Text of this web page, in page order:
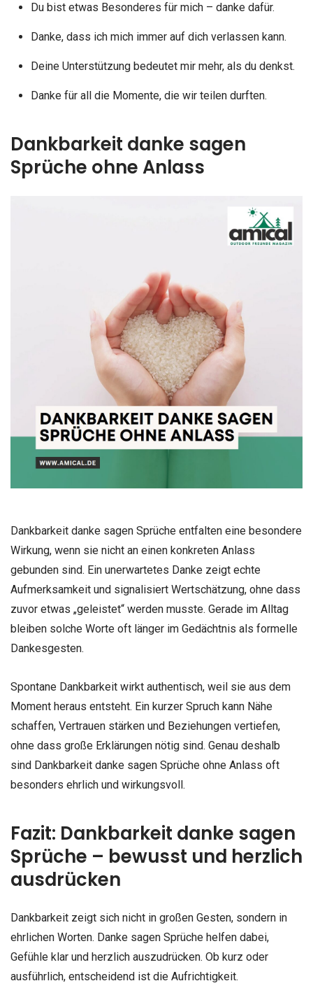
Du bist etwas Besonderes für mich – danke dafür.
Danke, dass ich mich immer auf dich verlassen kann.
Deine Unterstützung bedeutet mir mehr, als du denkst.
Danke für all die Momente, die wir teilen durften.
Dankbarkeit danke sagen
Sprüche ohne Anlass
Dankbarkeit danke sagen Sprüche entfalten eine besondere
Wirkung, wenn sie nicht an einen konkreten Anlass
gebunden sind. Ein unerwartetes Danke zeigt echte
Aufmerksamkeit und signalisiert Wertschätzung, ohne dass
zuvor etwas „geleistet“ werden musste. Gerade im Alltag
bleiben solche Worte oft länger im Gedächtnis als formelle
Dankesgesten.
Spontane Dankbarkeit wirkt authentisch, weil sie aus dem
Moment heraus entsteht. Ein kurzer Spruch kann Nähe
schaffen, Vertrauen stärken und Beziehungen vertiefen,
ohne dass große Erklärungen nötig sind. Genau deshalb
sind Dankbarkeit danke sagen Sprüche ohne Anlass oft
besonders ehrlich und wirkungsvoll.
Fazit: Dankbarkeit danke sagen
Sprüche – bewusst und herzlich
ausdrücken
Dankbarkeit zeigt sich nicht in großen Gesten, sondern in
ehrlichen Worten. Danke sagen Sprüche helfen dabei,
Gefühle klar und herzlich auszudrücken. Ob kurz oder
ausführlich, entscheidend ist die Aufrichtigkeit.